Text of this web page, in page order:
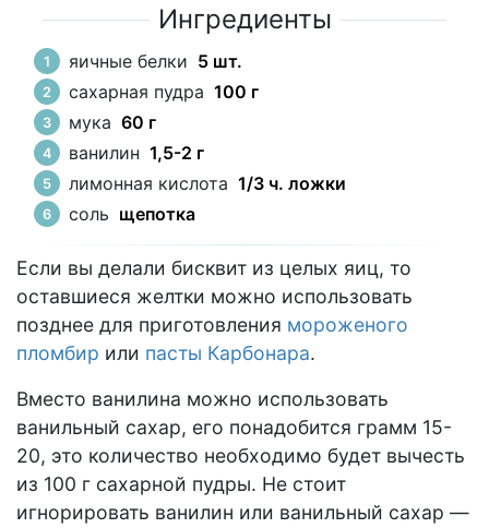
Ингредиенты
яичные белки 5 шт.
сахарная пудра 100 г
мука 60 г
ванилин 1,5-2 г
лимонная кислота 1/3 ч. ложки
соль щепотка
Если вы делали бисквит из целых яиц, то
оставшиеся желтки можно использовать
позднее для приготовления мороженого
пломбир или пасты Карбонара.
Вместо ванилина можно использовать
ванильный сахар, его понадобится грамм 15-
20, это количество необходимо будет вычесть
из 100 г сахарной пудры. Не стоит
игнорировать ванилин или ванильный сахар —